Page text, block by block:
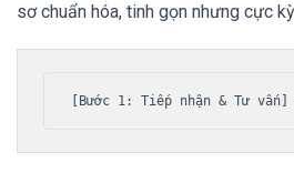
sơ chuẩn hóa, tinh gọn nhưng cực